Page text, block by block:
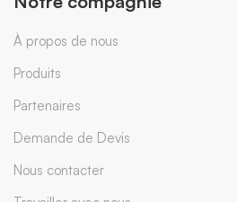
À propos de nous
Produits
Partenaires
Demande de Devis
Nous contacter